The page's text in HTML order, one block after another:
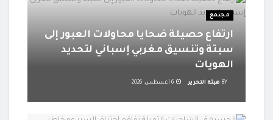
مجتمع
ارتفاع حصيلة ضحايا محاولات العبور إلى
سبتة وتنسيق مغربي إسباني لتحديد
الهويات
BY هيئة التحرير